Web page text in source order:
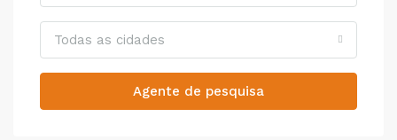
Todas as cidades
Agente de pesquisa